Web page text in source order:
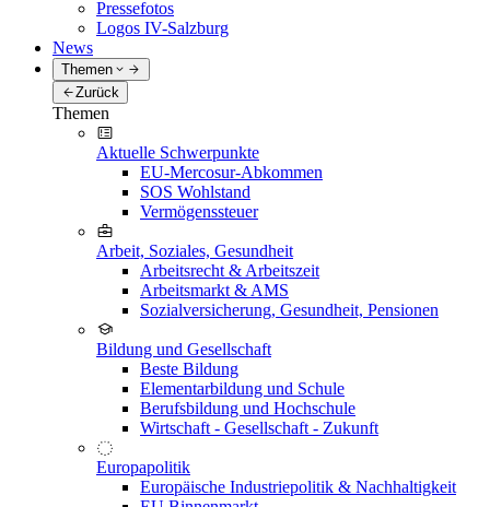
Pressefotos
Logos IV-Salzburg
News
Themen
Zurück
Themen
Aktuelle Schwerpunkte
EU-Mercosur-Abkommen
SOS Wohlstand
Vermögenssteuer
Arbeit, Soziales, Gesundheit
Arbeitsrecht & Arbeitszeit
Arbeitsmarkt & AMS
Sozialversicherung, Gesundheit, Pensionen
Bildung und Gesellschaft
Beste Bildung
Elementarbildung und Schule
Berufsbildung und Hochschule
Wirtschaft - Gesellschaft - Zukunft
Europapolitik
Europäische Industriepolitik & Nachhaltigkeit